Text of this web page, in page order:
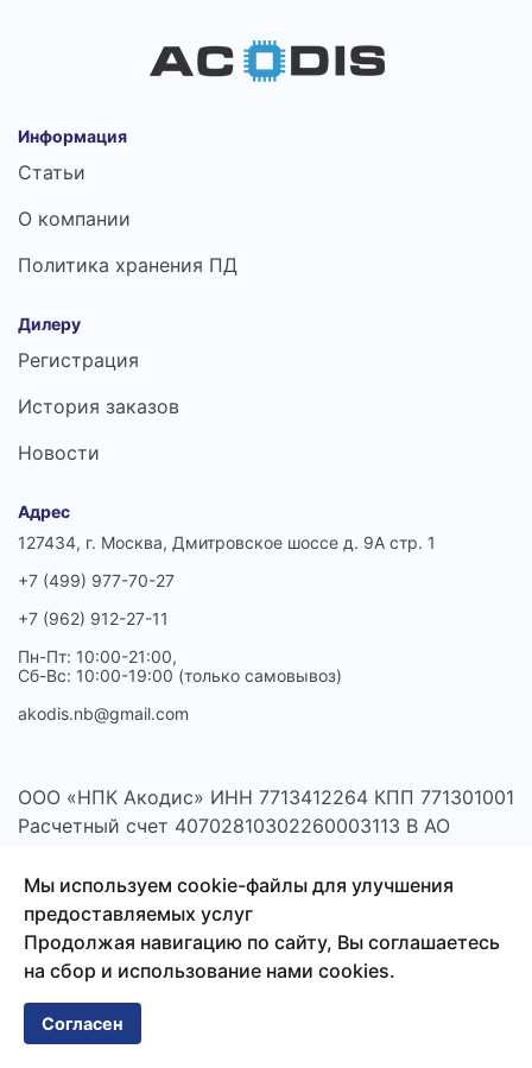
Информация
Статьи
О компании
Политика хранения ПД
Дилеру
Регистрация
История заказов
Новости
Адрес
127434, г. Москва, Дмитровское шоссе д. 9А стр. 1
+7 (499) 977-70-27
+7 (962) 912-27-11
Пн-Пт: 10:00-21:00,
Сб-Вс: 10:00-19:00 (только самовывоз)
akodis.nb@gmail.com
ООО «НПК Акодис» ИНН 7713412264 КПП 771301001
Расчетный счет 40702810302260003113 В АО
Мы используем cookie-файлы для улучшения
предоставляемых услуг
Продолжая навигацию по сайту, Вы соглашаетесь
на сбор и использование нами cookies.
Согласен